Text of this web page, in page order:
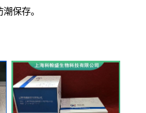
潮保存。